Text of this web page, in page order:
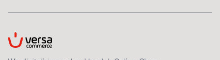
VersaCommerce